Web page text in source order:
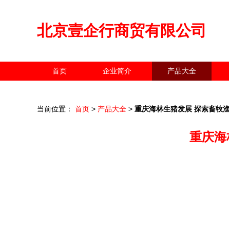
北京壹企行商贸有限公司
首页 企业简介 产品大全
当前位置： 首页 > 产品大全 > 重庆海林生猪发展 探索畜牧
重庆